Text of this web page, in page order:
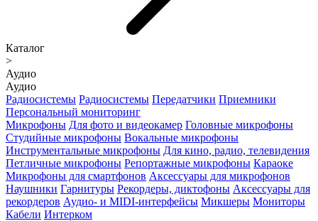
Каталог
>
Аудио
Аудио
Радиосистемы Радиосистемы Передатчики Приемники
Персональный мониторинг
Микрофоны Для фото и видеокамер Головные микрофоны
Студийные микрофоны Вокальные микрофоны
Инструментальные микрофоны Для кино, радио, телевидения
Петличные микрофоны Репортажные микрофоны Караоке
Микрофоны для смартфонов Аксессуары для микрофонов
Наушники Гарнитуры Рекордеры, диктофоны Аксессуары для
рекордеров Аудио- и MIDI-интерфейсы Микшеры Мониторы
Кабели Интерком